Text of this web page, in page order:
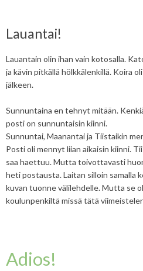
Lauantai!
Lauantain olin ihan vain kotosalla.
ja kävin pitkällä hölkkälenkillä. Koira
jälkeen.
Sunnuntaina en tehnyt mitään.
posti on sunnuntaisin kiinni.
Sunnuntai, Maanantai ja Tiistaikin
Posti oli mennyt liian aikaisin kiinni.
saa haettuu. Mutta toivottavasti
heti postausta. Laitan silloin samalla
kuvan tuonne välilehdelle. Mutta se
koulunpenkiltä missä tätä
Adios!